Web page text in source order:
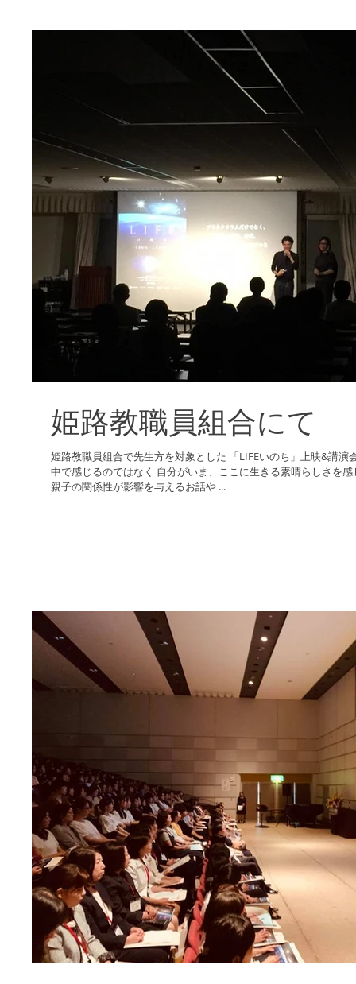
姫路教職員組合にて
姫路教職員組合で先生方を対象とした 「LIFEいのち」上映&講演会☺️✨ 自分の存在価値を 他者評価の
中で感じるのではなく 自分がいま、ここに生きる素晴らしさを
親子の関係性が影響を与えるお話や ...